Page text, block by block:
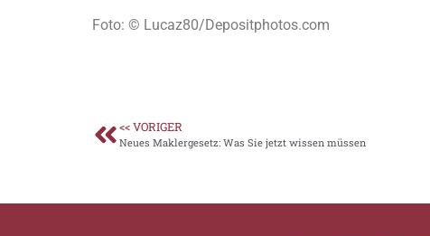
Foto: © Lucaz80/Depositphotos.com
<< VORIGER
Neues Maklergesetz: Was Sie jetzt wissen müssen